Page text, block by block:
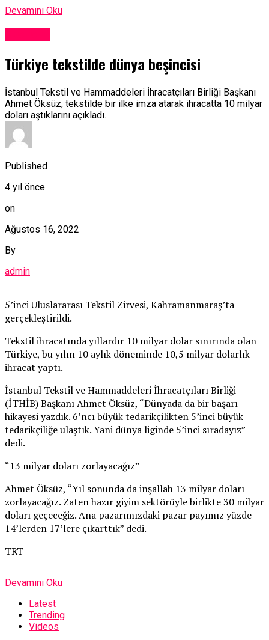
Devamını Oku
Türkiye tekstilde dünya beşincisi
İstanbul Tekstil ve Hammaddeleri İhracatçıları Birliği Başkanı
Ahmet Öksüz, tekstilde bir ilke imza atarak ihracatta 10 milyar
doları aştıklarını açıkladı.
Published
4 yıl önce
on
Ağustos 16, 2022
By
admin
5’inci Uluslararası Tekstil Zirvesi, Kahramanmaraş’ta
gerçekleştirildi.
Tekstil ihracatında yıllardır 10 milyar dolar sınırında olan
Türkiye, bu yılın 10 aylık döneminde 10,5 milyar dolarlık
ihracat yaptı.
İstanbul Tekstil ve Hammaddeleri İhracatçıları Birliği
(İTHİB) Başkanı Ahmet Öksüz, “Dünyada da bir başarı
hikayesi yazdık. 6’ncı büyük tedarikçilikten 5’inci büyük
tedarikçiliğe ulaştık. Yani dünya liginde 5’inci sıradayız”
dedi.
“13 milyar doları zorlayacağız”
Ahmet Öksüz, “Yıl sonunda da inşallah 13 milyar doları
zorlayacağız. Zaten hazır giyim sektörüyle birlikte 30 milyar
doları geçeceğiz. Ana pazarımızdaki pazar payımız yüzde
14’lerden 17’lere çıkarttık” dedi.
TRT
Devamını Oku
Latest
Trending
Videos